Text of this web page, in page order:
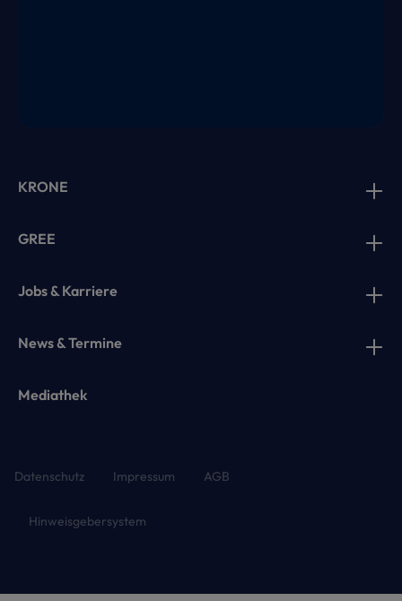
KRONE
GREE
Jobs & Karriere
News & Termine
Mediathek
Datenschutz Impressum AGB
Hinweisgebersystem